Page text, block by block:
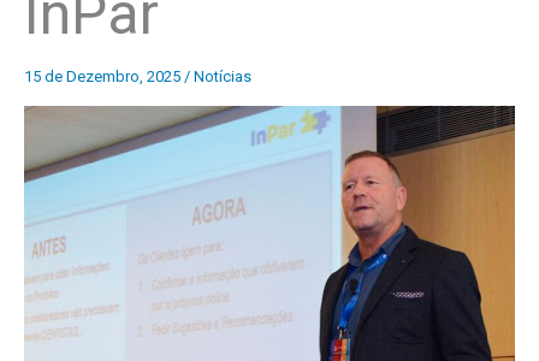
15 de Dezembro, 2025 / Notícias